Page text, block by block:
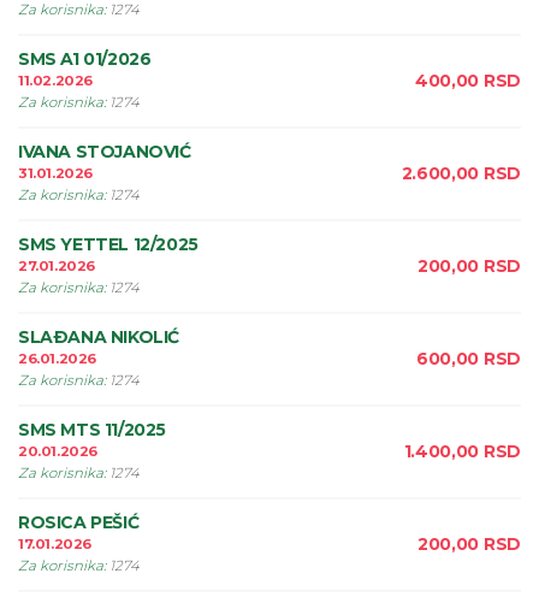
Za korisnika: 1274
SMS A1 01/2026
11.02.2026
Za korisnika: 1274
400,00 RSD
IVANA STOJANOVIĆ
31.01.2026
Za korisnika: 1274
2.600,00 RSD
SMS YETTEL 12/2025
27.01.2026
Za korisnika: 1274
200,00 RSD
SLAÐANA NIKOLIĆ
26.01.2026
Za korisnika: 1274
600,00 RSD
SMS MTS 11/2025
20.01.2026
Za korisnika: 1274
1.400,00 RSD
ROSICA PEŠIĆ
17.01.2026
Za korisnika: 1274
200,00 RSD